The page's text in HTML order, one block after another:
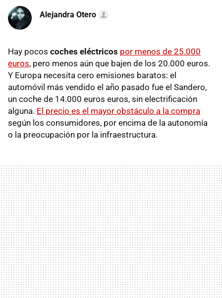
Alejandra Otero
Hay pocos coches eléctricos por menos de 25.000
euros, pero menos aún que bajen de los 20.000 euros.
Y Europa necesita cero emisiones baratos: el
automóvil más vendido el año pasado fue el Sandero,
un coche de 14.000 euros euros, sin electrificación
alguna. El precio es el mayor obstáculo a la compra
según los consumidores, por encima de la autonomía
o la preocupación por la infraestructura.